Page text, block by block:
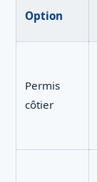
Option
Permis
côtier